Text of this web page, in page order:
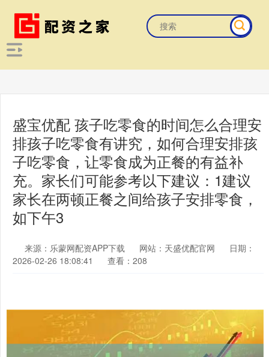
盛宝优配 孩子吃零食的时间怎么合理安
排孩子吃零食有讲究，如何合理安排孩
子吃零食，让零食成为正餐的有益补
充。家长们可能参考以下建议：1建议
家长在两顿正餐之间给孩子安排零食，
如下午3
来源：乐蒙网配资APP下载 网站：天盛优配官网
日期：
2026-02-26 18:08:41
查看：208